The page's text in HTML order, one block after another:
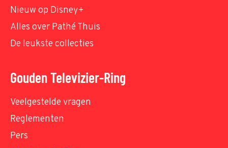
Nieuw op Disney+
Alles over Pathé Thuis
De leukste collecties
Gouden Televizier-Ring
Veelgestelde vragen
Reglementen
Pers